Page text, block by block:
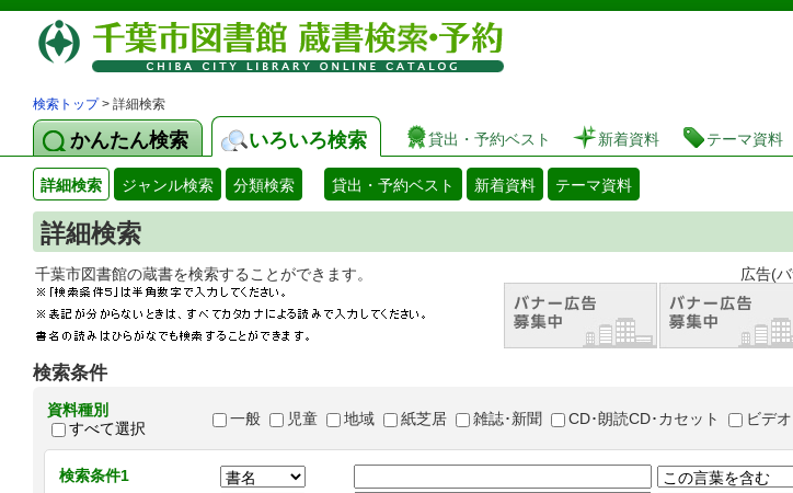
図書館 蔵書検索・予約システム
検索トップ> 詳細検索
かんたん検索 いろいろ検索 貸出・予約ベスト 新着資料 テーマ資料
詳細検索 ジャンル検索 分類検索 貸出・予約ベスト 新着資料 テーマ資料
詳細検索
千葉市図書館の蔵書を検索することができます。 広告(バナー広告等につい
検索条件
資料種別
すべて選択
一般 児童 地域 紙芝居 雑誌･新聞 CD･朗読CD･カセット ビデオ
検索条件1